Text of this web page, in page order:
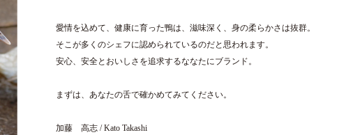
愛情を込めて、健康に育った鴨は、滋味深く、身の柔らかさは抜群。
そこが多くのシェフに認められているのだと思われます。
安心、安全とおいしさを追求するななたにブランド。
まずは、あなたの舌で確かめてみてください。
加藤 高志 / Kato Takashi